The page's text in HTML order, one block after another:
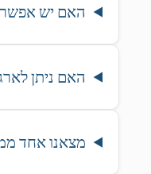
האם יש
האם ניתן
מצאנו אחד